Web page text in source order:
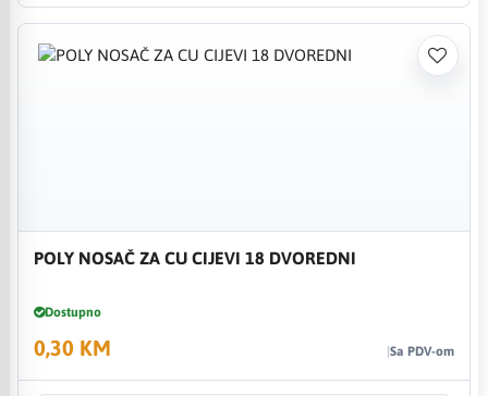
POLY NOSAČ ZA CU CIJEVI 18 DVOREDNI
Dostupno
0,30 KM Sa PDV-om